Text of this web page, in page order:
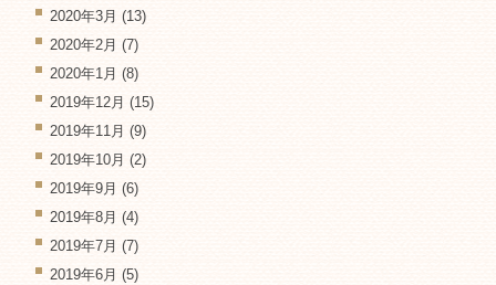
2020年3月 (13)
2020年2月 (7)
2020年1月 (8)
2019年12月 (15)
2019年11月 (9)
2019年10月 (2)
2019年9月 (6)
2019年8月 (4)
2019年7月 (7)
2019年6月 (5)